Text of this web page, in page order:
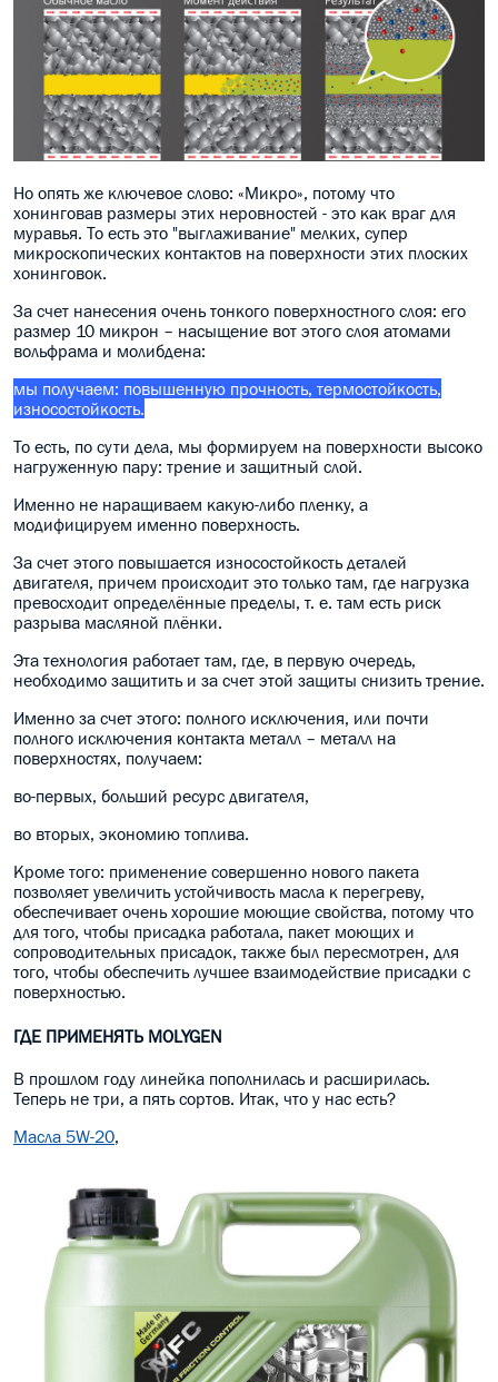
Но опять же ключевое слово: «Микро», потому что
хонинговав размеры этих неровностей - это как враг для
муравья. То есть это "выглаживание" мелких, супер
микроскопических контактов на поверхности этих плоских
хонинговок.
За счет нанесения очень тонкого поверхностного слоя: его
размер 10 микрон – насыщение вот этого слоя атомами
вольфрама и молибдена:
мы получаем: повышенную прочность, термостойкость,
износостойкость.
То есть, по сути дела, мы формируем на поверхности высоко
нагруженную пару: трение и защитный слой.
Именно не наращиваем какую-либо пленку, а
модифицируем именно поверхность.
За счет этого повышается износостойкость деталей
двигателя, причем происходит это только там, где нагрузка
превосходит определённые пределы, т. е. там есть риск
разрыва масляной плёнки.
Эта технология работает там, где, в первую очередь,
необходимо защитить и за счет этой защиты снизить трение.
Именно за счет этого: полного исключения, или почти
полного исключения контакта металл – металл на
поверхностях, получаем:
во-первых, больший ресурс двигателя,
во вторых, экономию топлива.
Кроме того: применение совершенно нового пакета
позволяет увеличить устойчивость масла к перегреву,
обеспечивает очень хорошие моющие свойства, потому что
для того, чтобы присадка работала, пакет моющих и
сопроводительных присадок, также был пересмотрен, для
того, чтобы обеспечить лучшее взаимодействие присадки с
поверхностью.
ГДЕ ПРИМЕНЯТЬ MOLYGEN
В прошлом году линейка пополнилась и расширилась.
Теперь не три, а пять сортов. Итак, что у нас есть?
Масла 5W-20,